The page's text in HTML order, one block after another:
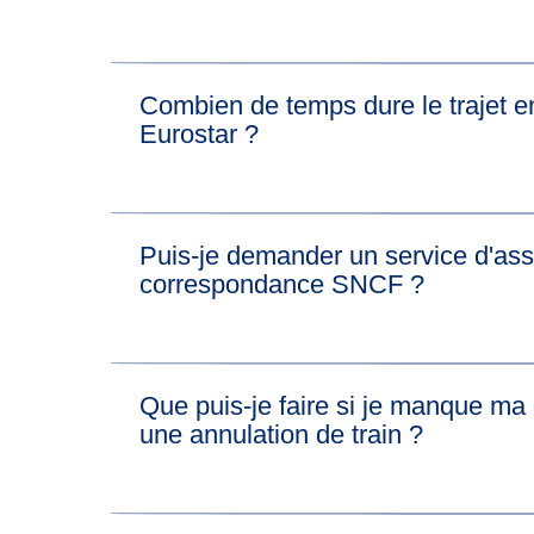
Combien de temps dure le trajet
Eurostar ?
billets disponibles, vous pourrez voir la durée
Puis-je demander un service
correspondance SNCF ?
Notre équipe veillera à ce qu'un service
correspondance.
correspondance.
Que puis-je faire si je manque
une annulation de train ?